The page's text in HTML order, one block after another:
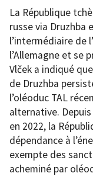
La République
russe via Druzhba
l’intermédiaire de
l’Allemagne et se
Vlček a indiqué
de Druzhba
l’oléoduc TAL
alternative. Depuis
en 2022, la
dépendance à
exempte des
acheminé par